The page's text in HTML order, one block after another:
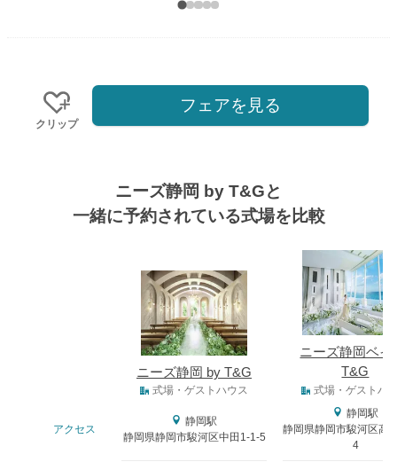
クリップ
フェアを見る
ニーズ静岡 by T&Gと
一緒に予約されている式場を比較
ニーズ静岡 by T&G
ニーズ静岡ベイ
T&G
式場・ゲストハウス 式場・ゲストハ
アクセス
静岡駅
静岡県静岡市駿河区中田1-1-5
静岡駅
静岡県静岡市駿河区高
4